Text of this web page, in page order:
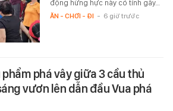
động hừng hực này có tính gây…
ĂN - CHƠI - ĐI - 6 giờ trước
phá vây giữa 3 cầu thủ
vươn lên dẫn đầu Vua phá